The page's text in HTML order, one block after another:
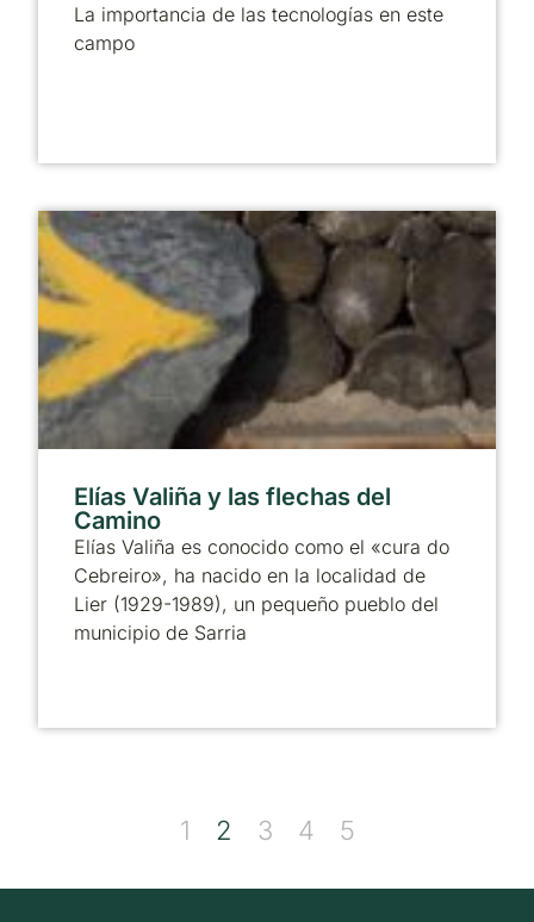
La importancia de las tecnologías en este
campo
Elías Valiña y las flechas del
Camino
Elías Valiña es conocido como el «cura do
Cebreiro», ha nacido en la localidad de
Lier (1929-1989), un pequeño pueblo del
municipio de Sarria
1 2 3 4 5